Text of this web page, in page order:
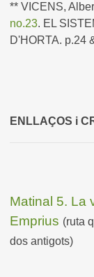
** VICENS,
no.23. EL
D'HORTA. p.24
ENLLAÇOS i
Matinal 5. La
Emprius (ruta
dos antigots)